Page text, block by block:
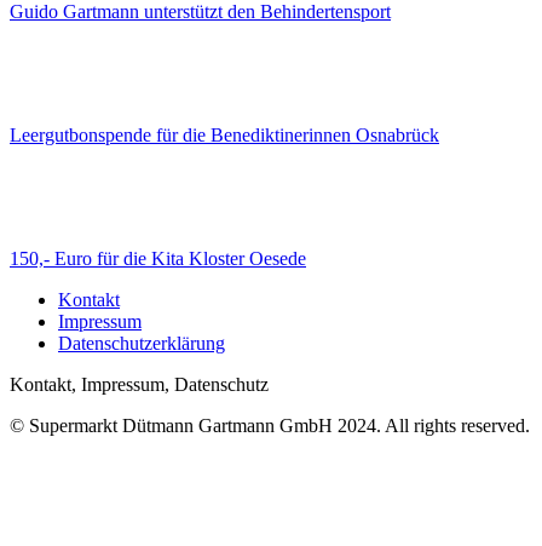
Guido Gartmann unterstützt den Behindertensport
Leergutbonspende für die Benediktinerinnen Osnabrück
150,- Euro für die Kita Kloster Oesede
Kontakt
Impressum
Datenschutzerklärung
Kontakt, Impressum, Datenschutz
© Supermarkt Dütmann Gartmann GmbH 2024. All rights reserved.